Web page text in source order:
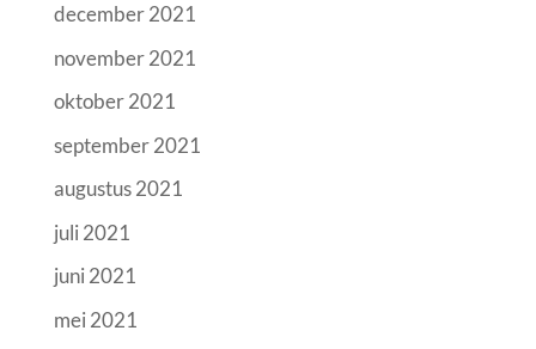
december 2021
november 2021
oktober 2021
september 2021
augustus 2021
juli 2021
juni 2021
mei 2021